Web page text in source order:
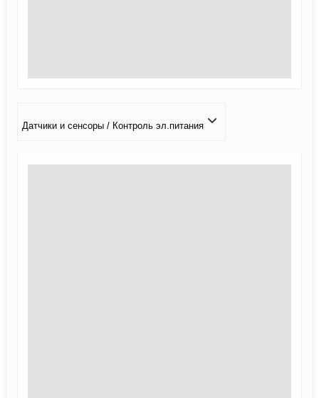
Датчики и сенсоры / Контроль эл.питания